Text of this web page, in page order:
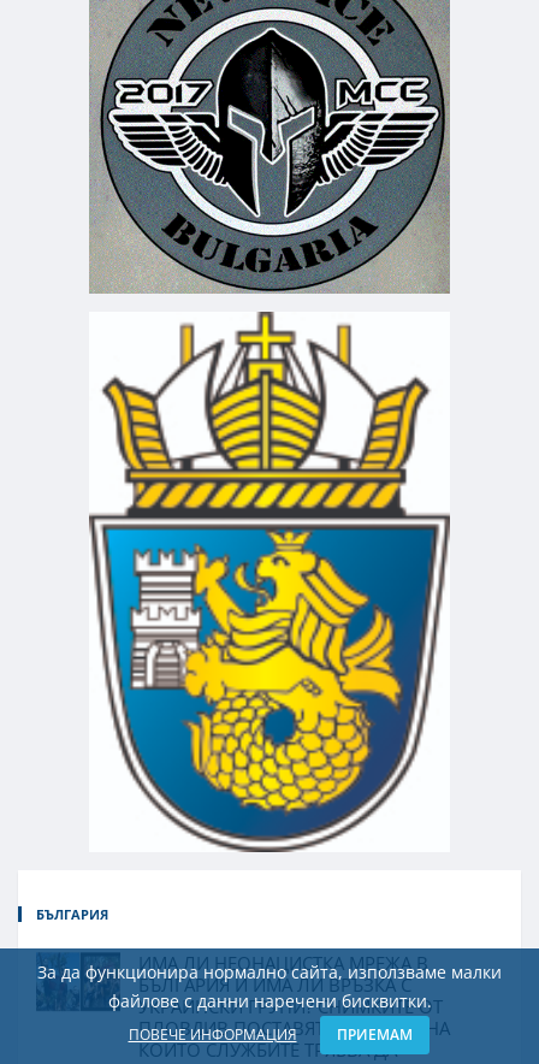
БЪЛГАРИЯ
ИМА ЛИ НЕОНАЦИСТКА МРЕЖА В
БЪЛГАРИЯ И ИМА ЛИ ВРЪЗКА С
УКРАИНСКИ ГРУПИ? СНИМКИТЕ ОТ
ПЛОВДИВ ПОСТАВЯТ ВЪПРОСИ, НА
КОИТО СЛУЖБИТЕ ТРЯБВА ДА
За да функционира нормално сайта, използваме малки
файлове с данни наречени бисквитки.
ПОВЕЧЕ ИНФОРМАЦИЯ ПРИЕМАМ